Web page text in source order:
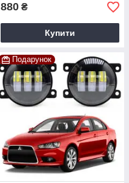
880 ₴
Купити
Подарунок